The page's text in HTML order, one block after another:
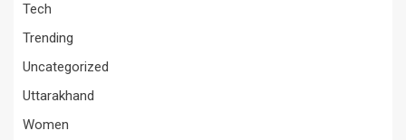
Tech
Trending
Uncategorized
Uttarakhand
Women